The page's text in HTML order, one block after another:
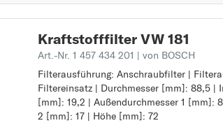
46
BEETLE
Kraftstofffilter VW 181
Art.-Nr. 1 457 434 201 | von BOSCH
Filterausführung: Anschraubfilter |
Filtereinsatz | Durchmesser [mm]: 88,5 |
[mm]: 19,2 | Außendurchmesser 1 [mm]:
2 [mm]: 17 | Höhe [mm]: 72
Filterausführung: Anschraubfilter
Filterausführung: Filtereinsatz
Durchmesser [mm]: 88,5
Innendurchmesser 1 [mm]: 19,2